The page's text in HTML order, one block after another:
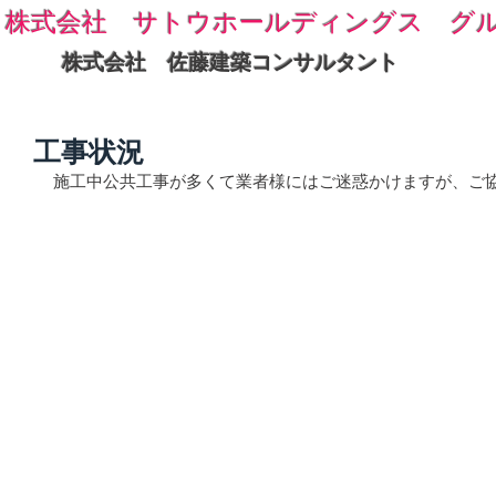
株式会社 サトウホールディングス グ
株式会社 佐藤建築コンサルタント
工事状況
施工中公共工事が多くて業者様にはご迷惑かけますが、ご